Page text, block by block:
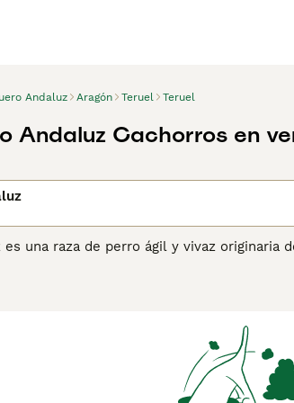
Andaluz Aragón Teruel Teruel
Andaluz Cachorros en
una raza de perro ágil y vivaz originaria
tiene un carácter enérgico y
y estimulación.